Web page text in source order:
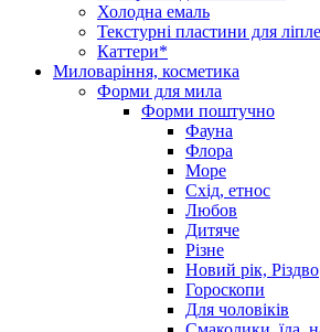
Холодна емаль
Текстурні пластини для
Каттери*
Миловаріння, косметика
Форми для мила
Форми поштучно
Фауна
Флора
Море
Схід, етнос
Любов
Дитяче
Різне
Новий рік, Різдво
Гороскопи
Для чоловіків